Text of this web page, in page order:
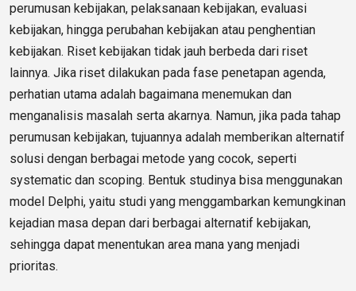
perumusan kebijakan, pelaksanaan kebijakan, evaluasi
kebijakan, hingga perubahan kebijakan atau penghentian
kebijakan. Riset kebijakan tidak jauh berbeda dari riset
lainnya. Jika riset dilakukan pada fase penetapan agenda,
perhatian utama adalah bagaimana menemukan dan
menganalisis masalah serta akarnya. Namun, jika pada tahap
perumusan kebijakan, tujuannya adalah memberikan alternatif
solusi dengan berbagai metode yang cocok, seperti
systematic dan scoping. Bentuk studinya bisa menggunakan
model Delphi, yaitu studi yang menggambarkan kemungkinan
kejadian masa depan dari berbagai alternatif kebijakan,
sehingga dapat menentukan area mana yang menjadi
prioritas.